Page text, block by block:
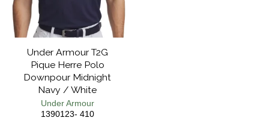
Under Armour T2G
Pique Herre Polo
Downpour Midnight
Navy / White
Under Armour
1390123- 410